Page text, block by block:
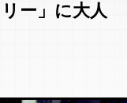
ー」に大人